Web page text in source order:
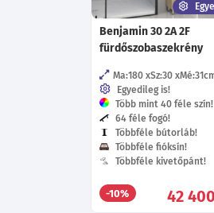
Benjamin 30 2A 2F
fürdőszobaszekrény
Ma:180 Sz:30 Mé:31
Egyedileg is!
Több mint 40 féle szín!
64 féle fogó!
Többféle bútorláb!
Többféle fióksín!
Többféle kivetőpánt!
-10% 42 400
Böngészés